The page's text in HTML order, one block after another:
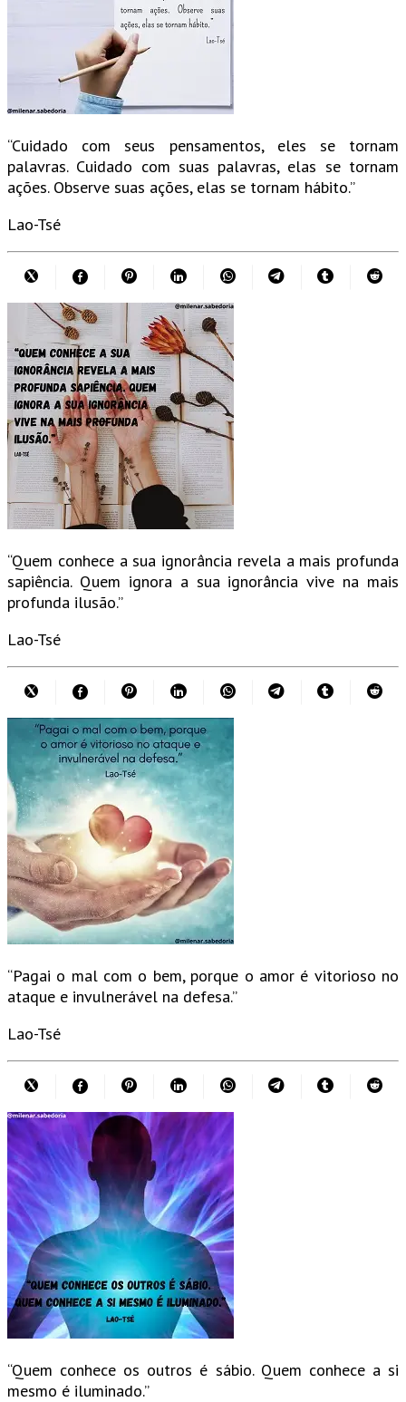
“Cuidado com seus pensamentos, eles se tornam
palavras. Cuidado com suas palavras, elas se tornam
ações. Observe suas ações, elas se tornam hábito.”
Lao-Tsé
“Quem conhece a sua ignorância revela a mais profunda
sapiência. Quem ignora a sua ignorância vive na mais
profunda ilusão.”
Lao-Tsé
“Pagai o mal com o bem, porque o amor é vitorioso no
ataque e invulnerável na defesa.”
Lao-Tsé
“Quem conhece os outros é sábio. Quem conhece a si
mesmo é iluminado.”